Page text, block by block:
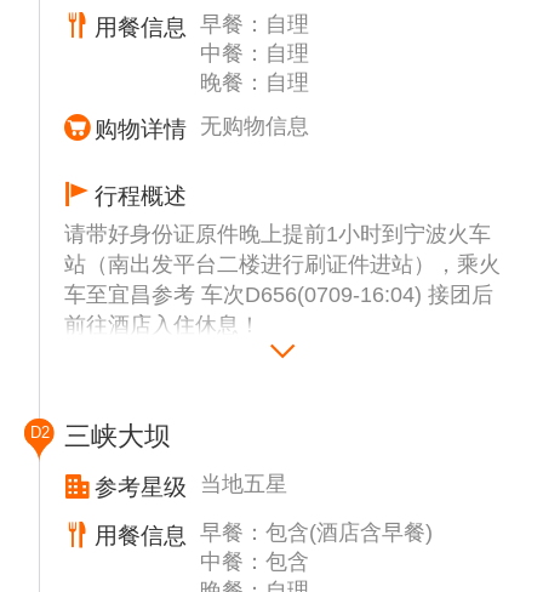
用餐信息
早餐：自理
中餐：自理
晚餐：自理
购物详情 无购物信息
行程概述
请带好身份证原件晚上提前1小时到宁波火车
站（南出发平台二楼进行刷证件进站），乘火
车至宜昌参考 车次D656(0709-16:04) 接团后
前往酒店入住休息！
D2 三峡大坝
参考星级 当地五星
用餐信息
早餐：包含(酒店含早餐)
中餐：包含